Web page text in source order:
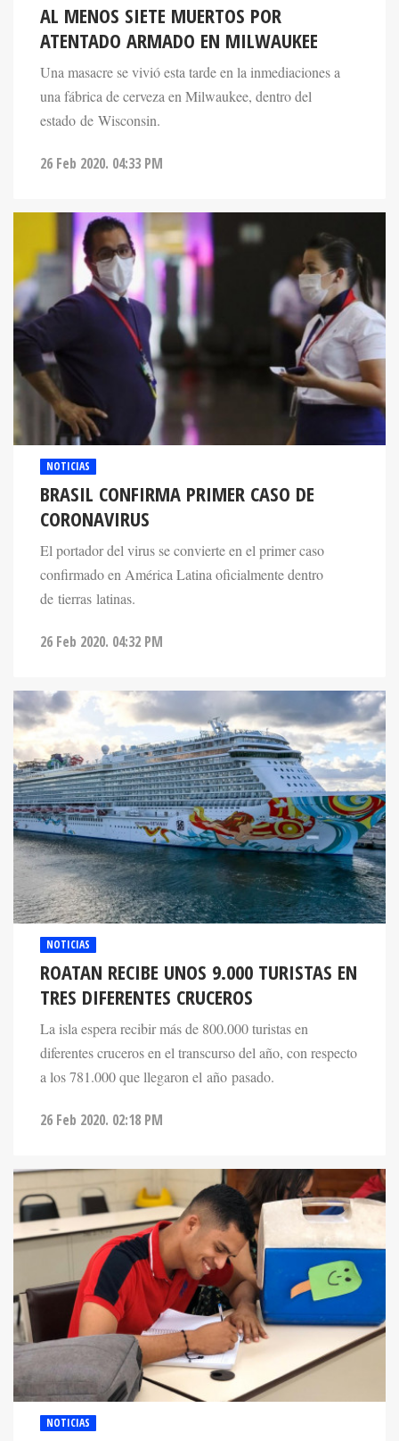
AL MENOS SIETE MUERTOS POR
ATENTADO ARMADO EN MILWAUKEE
Una masacre se vivió esta tarde en la inmediaciones a
una fábrica de cerveza en Milwaukee, dentro del
estado de Wisconsin.
26 Feb 2020. 04:33 PM
NOTICIAS
BRASIL CONFIRMA PRIMER CASO DE
CORONAVIRUS
El portador del virus se convierte en el primer caso
confirmado en América Latina oficialmente dentro
de tierras latinas.
26 Feb 2020. 04:32 PM
NOTICIAS
ROATAN RECIBE UNOS 9.000 TURISTAS EN
TRES DIFERENTES CRUCEROS
La isla espera recibir más de 800.000 turistas en
diferentes cruceros en el transcurso del año, con respecto
a los 781.000 que llegaron el año pasado.
26 Feb 2020. 02:18 PM
NOTICIAS